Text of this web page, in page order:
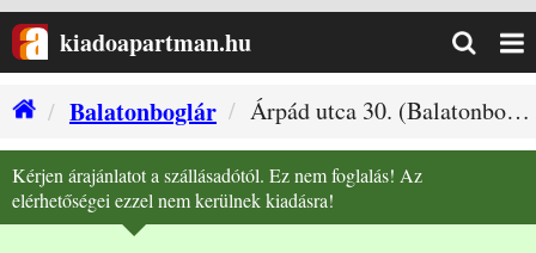
kiadoapartman.hu
Balatonboglár
Árpád utca 30. (Balatonboglár szállás)
Ház
Kérjen árajánlatot a szállásadótól. Ez nem foglalás! Az
elérhetőségei ezzel nem kerülnek kiadásra!